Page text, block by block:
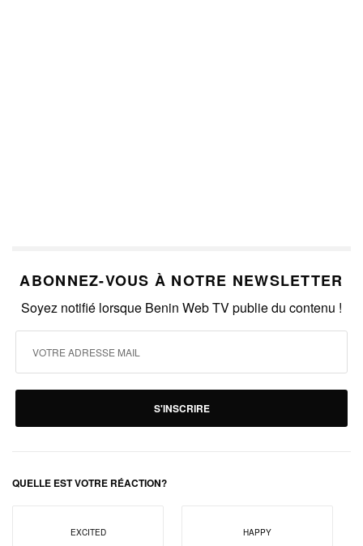
ABONNEZ-VOUS À NOTRE NEWSLETTER
Soyez notifié lorsque Benin Web TV publie du contenu !
S'INSCRIRE
QUELLE EST VOTRE RÉACTION?
EXCITED HAPPY